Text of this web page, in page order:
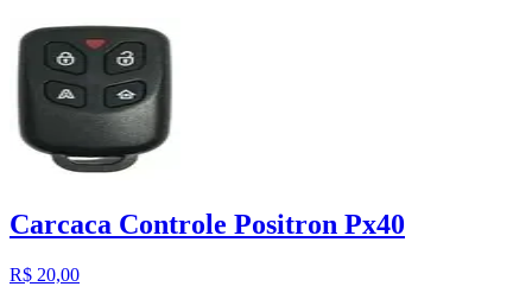
Carcaca Controle Positron Px40
R$ 20,00